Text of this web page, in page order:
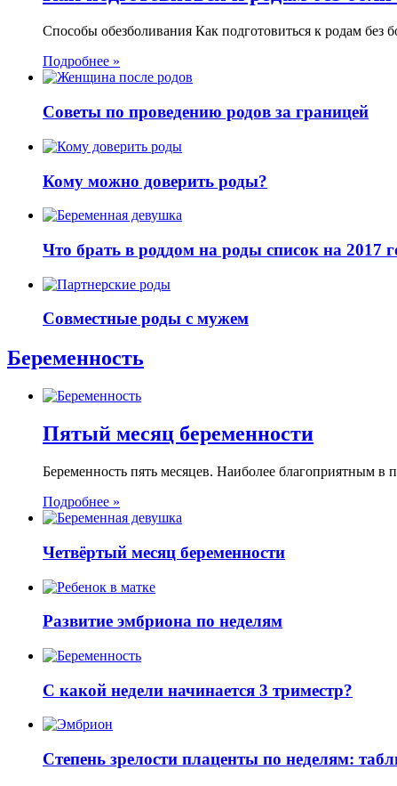
Способы обезболивания Как подготовиться к родам
Подробнее »
Советы по проведению родов за границей
Кому можно доверить роды?
Что брать в роддом на роды список на 2017
Совместные роды с мужем
Беременность
Пятый месяц беременности
Беременность пять месяцев. Наиболее благоприятным
Подробнее »
Четвёртый месяц беременности
Развитие эмбриона по неделям
С какой недели начинается 3 триместр?
Степень зрелости плаценты по неделям: